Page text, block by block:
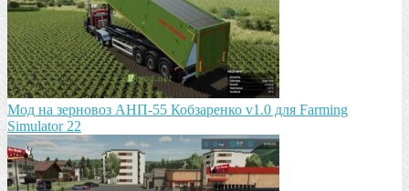
Мод на зeрновоз АНП-55 Кобзарeнко v1.0 для Farming
Simulator 22